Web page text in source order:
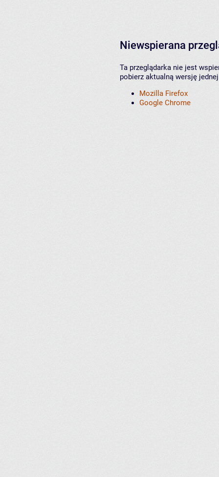
Niewspierana
Ta przeglądarka nie jest
pobierz aktualną wersję
Mozilla Firefox
Google Chrome